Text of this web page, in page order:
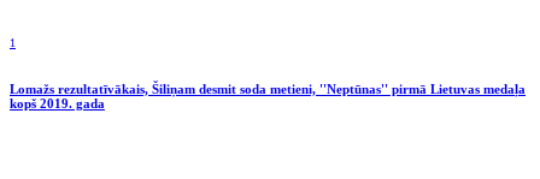
1
Lomažs rezultatīvākais, Šiliņam desmit soda metieni, ''Neptūnas'' pirmā Lietuvas medaļa
kopš 2019. gada